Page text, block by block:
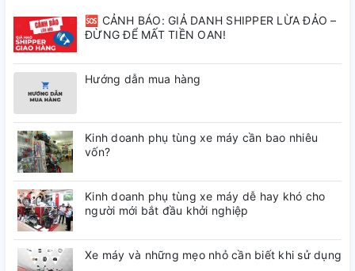
🆘 CẢNH BÁO: GIẢ DANH SHIPPER LỪA ĐẢO –
ĐỪNG ĐỂ MẤT TIỀN OAN!
Hướng dẫn mua hàng
Kinh doanh phụ tùng xe máy cần bao nhiêu
vốn?
Kinh doanh phụ tùng xe máy dễ hay khó cho
người mới bắt đầu khởi nghiệp
Xe máy và những mẹo nhỏ cần biết khi sử dụng